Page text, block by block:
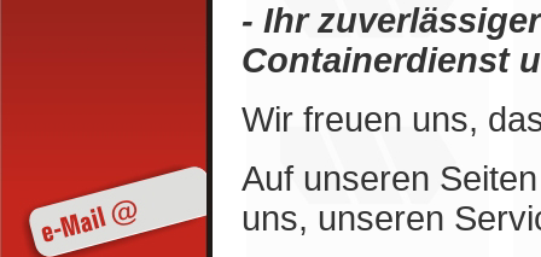
- Ihr
Containerdienst
Wir freuen uns,
Auf unseren
uns, unseren